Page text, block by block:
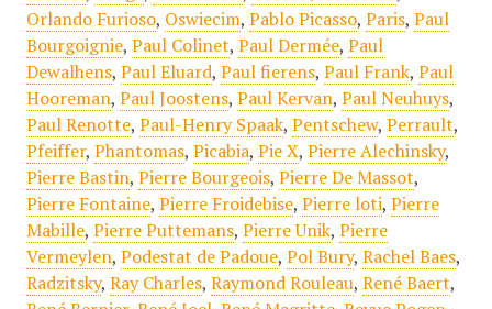
Orlando Furioso, Oswiecim, Pablo Picasso, Paris, Paul
Bourgoignie, Paul Colinet, Paul Dermée, Paul
Dewalhens, Paul Eluard, Paul fierens, Paul Frank, Paul
Hooreman, Paul Joostens, Paul Kervan, Paul Neuhuys,
Paul Renotte, Paul-Henry Spaak, Pentschew, Perrault,
Pfeiffer, Phantomas, Picabia, Pie X, Pierre Alechinsky,
Pierre Bastin, Pierre Bourgeois, Pierre De Massot,
Pierre Fontaine, Pierre Froidebise, Pierre loti, Pierre
Mabille, Pierre Puttemans, Pierre Unik, Pierre
Vermeylen, Podestat de Padoue, Pol Bury, Rachel Baes,
Radzitsky, Ray Charles, Raymond Rouleau, René Baert,